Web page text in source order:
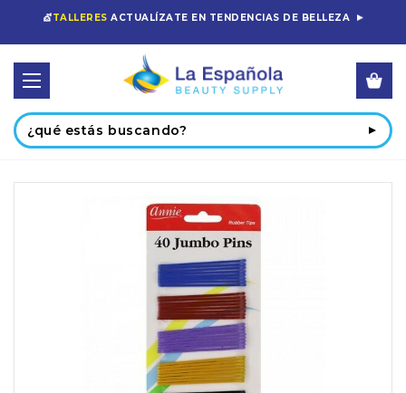
💇TALLERES ACTUALÍZATE EN TENDENCIAS DE BELLEZA
Buscar